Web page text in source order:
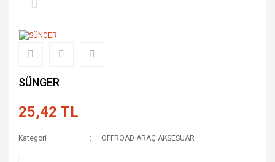
SÜNGER
25,42 TL
Kategori OFFROAD ARAÇ AKSESUAR